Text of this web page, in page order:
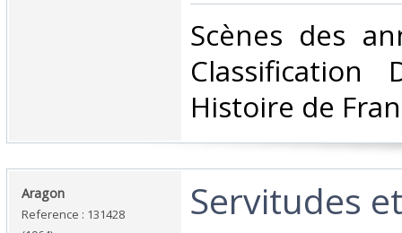
‎Scènes des
Classification
Histoire de
‎Aragon‎
Reference : 131428
‎Servitudes